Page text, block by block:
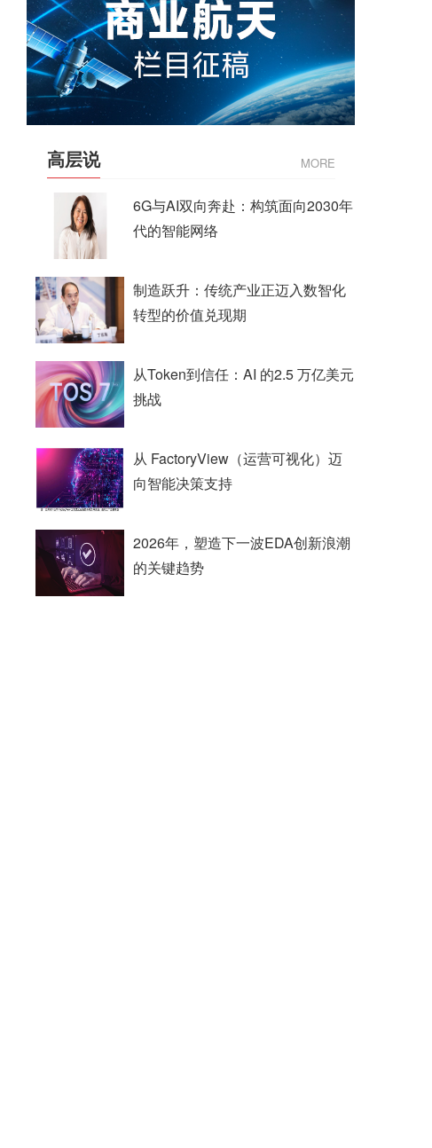
高层说 MORE
6G与AI双向奔赴：构筑面向2030年
代的智能网络
制造跃升：传统产业正迈入数智化
转型的价值兑现期
从Token到信任：AI 的2.5 万亿美元
挑战
从 FactoryView（运营可视化）迈
向智能决策支持
2026年，塑造下一波EDA创新浪潮
的关键趋势